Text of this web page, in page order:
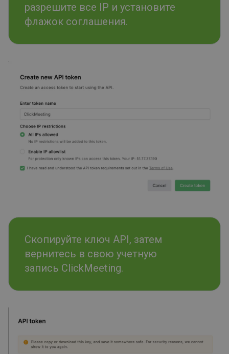
разрешите все IP и установите
флажок соглашения.
Скопируйте ключ API, затем
вернитесь в свою учетную
запись ClickMeeting.